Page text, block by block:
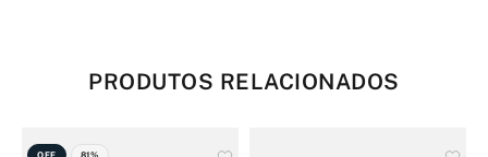
PRODUTOS RELACIONADOS
OFF 81%